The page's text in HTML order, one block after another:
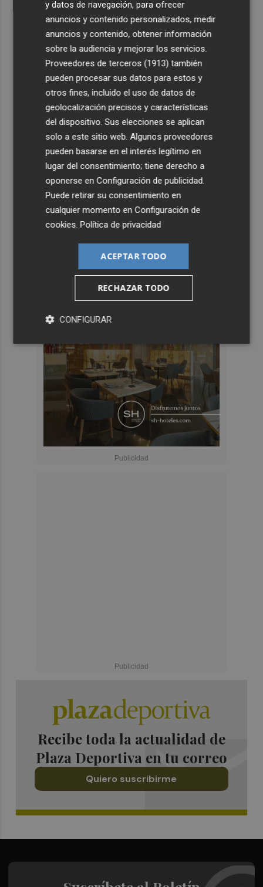
Recibe toda la actualidad de
Plaza Deportiva en tu correo
Quiero suscribirme
y datos de navegación, para ofrecer
anuncios y contenido personalizados, medir
anuncios y contenido, obtener información
sobre la audiencia y mejorar los servicios.
Proveedores de terceros (1913) también
pueden procesar sus datos para estos y
otros fines, incluido el uso de datos de
geolocalización precisos y características
del dispositivo. Sus elecciones se aplican
solo a este sitio web. Algunos proveedores
pueden basarse en el interés legítimo en
lugar del consentimiento; tiene derecho a
oponerse enConfiguración de publicidad
Puede retirar su consentimiento en
cualquier momento enConfiguración de
cookies .Política de privacidad
ACEPTAR TODO
RECHAZAR TODO
CONFIGURAR